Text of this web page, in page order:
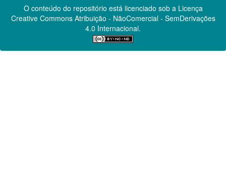
O conteúdo do repositório está licenciado sob a Licença
Creative CommonsAtribuição - NãoComercial - SemDerivações
4.0 Internacional.